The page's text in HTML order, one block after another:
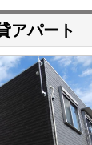
アパート